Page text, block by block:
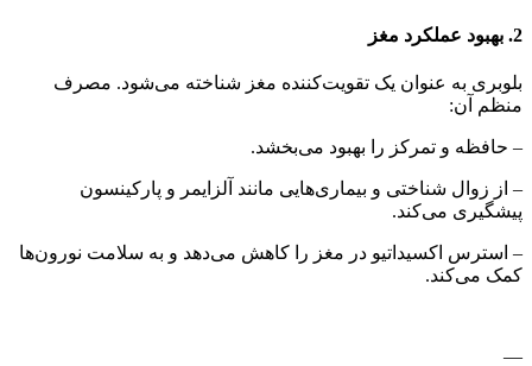
2. بهبود عملکرد مغز
بلوبری به عنوان یک تقویت‌کننده مغز شناخته می‌شود. مصرف
منظم آن:
– حافظه و تمرکز را بهبود می‌بخشد.
– از زوال شناختی و بیماری‌هایی مانند آلزایمر و پارکینسون
پیشگیری می‌کند.
– استرس اکسیداتیو در مغز را کاهش می‌دهد و به سلامت نورون‌ها
کمک می‌کند.
—